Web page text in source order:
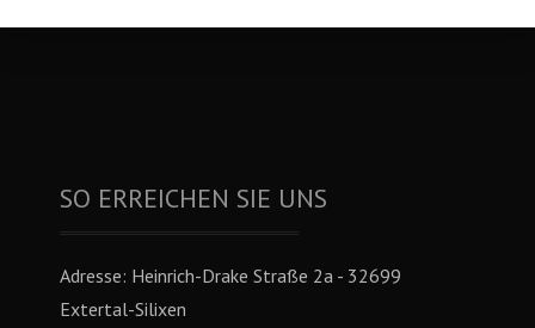
SO ERREICHEN SIE UNS
Adresse: Heinrich-Drake Straße 2a - 32699
Extertal-Silixen